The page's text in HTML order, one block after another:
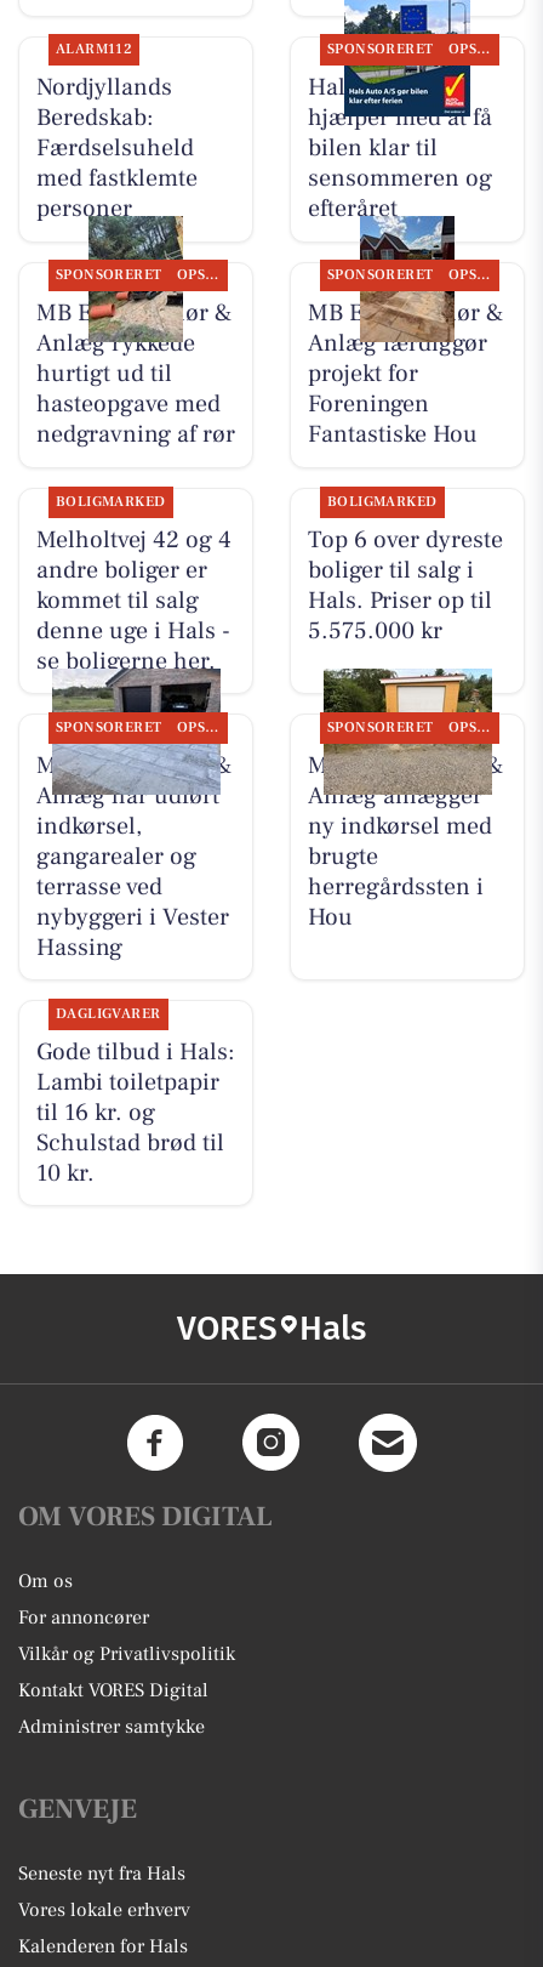
ALARM112
Nordjyllands
Beredskab:
Færdselsuheld
med fastklemte
personer
SPONSORERET OPSLAGSTAVLEN
Hals Auto A/S
hjælper med at få
bilen klar til
sensommeren og
efteråret
SPONSORERET OPSLAGSTAVLEN
MB Entreprenør &
Anlæg rykkede
hurtigt ud til
hasteopgave med
nedgravning af rør
SPONSORERET OPSLAGSTAVLEN
MB Entreprenør &
Anlæg færdiggør
projekt for
Foreningen
Fantastiske Hou
BOLIGMARKED
Melholtvej 42 og 4
andre boliger er
kommet til salg
denne uge i Hals -
se boligerne her.
BOLIGMARKED
Top 6 over dyreste
boliger til salg i
Hals. Priser op til
5.575.000 kr
SPONSORERET OPSLAGSTAVLEN
MB Entreprenør &
Anlæg har udført
indkørsel,
gangarealer og
terrasse ved
nybyggeri i Vester
Hassing
SPONSORERET OPSLAGSTAVLEN
MB Entreprenør &
Anlæg anlægger
ny indkørsel med
brugte
herregårdssten i
Hou
DAGLIGVARER
Gode tilbud i Hals:
Lambi toiletpapir
til 16 kr. og
Schulstad brød til
10 kr.
VORES Hals
OM VORES DIGITAL
Om os
For annoncører
Vilkår og Privatlivspolitik
Kontakt VORES Digital
Administrer samtykke
GENVEJE
Seneste nyt fra Hals
Vores lokale erhverv
Kalenderen for Hals